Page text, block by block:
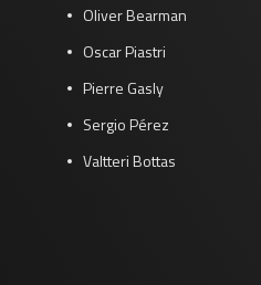
Oliver Bearman
Oscar Piastri
Pierre Gasly
Sergio Pérez
Valtteri Bottas